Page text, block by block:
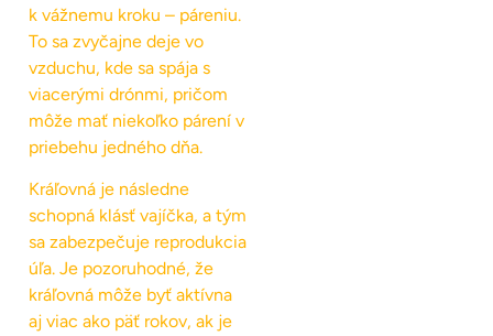
k vážnemu kroku – páreniu.
To sa zvyčajne deje vo
vzduchu, kde sa spája s
viacerými drónmi, pričom
môže mať niekoľko párení v
priebehu jedného dňa.
Kráľovná je následne
schopná klásť vajíčka, a tým
sa zabezpečuje reprodukcia
úľa. Je pozoruhodné, že
kráľovná môže byť aktívna
aj viac ako päť rokov, ak je